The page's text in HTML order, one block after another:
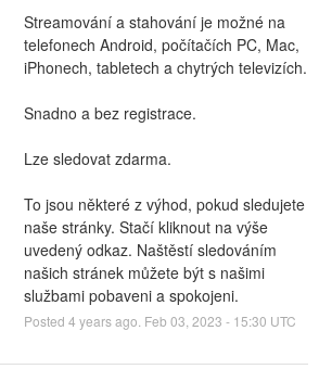
Streamování a stahování je možné na
telefonech Android, počítačích PC, Mac,
iPhonech, tabletech a chytrých televizích.
Snadno a bez registrace.
Lze sledovat zdarma.
To jsou některé z výhod, pokud sledujete
naše stránky. Stačí kliknout na výše
uvedený odkaz. Naštěstí sledováním
našich stránek můžete být s našimi
službami pobaveni a spokojeni.
Posted 4 years ago. Feb 03 2023 - 15:30 UTC